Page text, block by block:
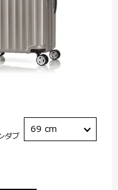
ダブ
69 cm